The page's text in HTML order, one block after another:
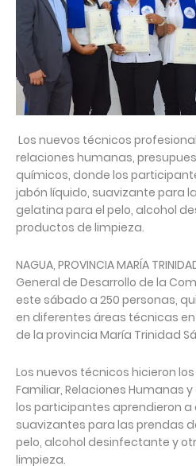
Los nuevos técnicos
relaciones humanas,
químicos, donde los
jabón líquido, suavizante para
gelatina para el pelo, alcohol
productos de limpieza.
NAGUA, PROVINCIA MARÍA
General de Desarrollo de la
este sábado a 250 personas,
en diferentes áreas técnicas
de la provincia María Trinidad
Los nuevos técnicos hicieron
Familiar, Relaciones Humanas
los participantes aprendieron a
suavizantes para las prendas
pelo, alcohol desinfectante y
limpieza.